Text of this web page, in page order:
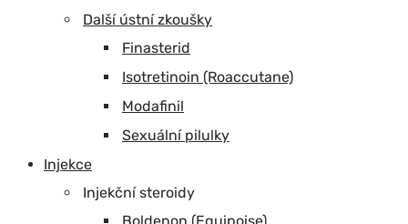
Další ústní zkoušky
Finasterid
Isotretinoin (Roaccutane)
Modafinil
Sexuální pilulky
Injekce
Injekční steroidy